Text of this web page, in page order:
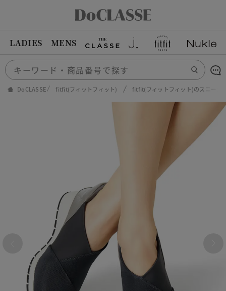
LADIES MENS
DoCLASSE fitfit(フィットフィット) fitfit(フィットフィット)のスニーカ